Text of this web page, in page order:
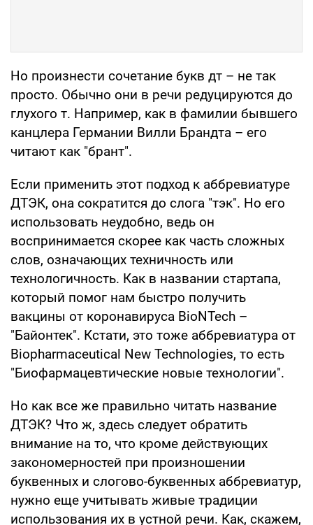
Но произнести сочетание букв дт – не так
просто. Обычно они в речи редуцируются до
глухого т. Например, как в фамилии бывшего
канцлера Германии Вилли Брандта – его
читают как "брант".
Если применить этот подход к аббревиатуре
ДТЭК, она сократится до слога "тэк". Но его
использовать неудобно, ведь он
воспринимается скорее как часть сложных
слов, означающих техничность или
технологичность. Как в названии стартапа,
который помог нам быстро получить
вакцины от коронавируса BioNTech –
"Байонтек". Кстати, это тоже аббревиатура от
Biopharmaceutical New Technologies, то есть
"Биофармацевтические новые технологии".
Но как все же правильно читать название
ДТЭК? Что ж, здесь следует обратить
внимание на то, что кроме действующих
закономерностей при произношении
буквенных и слогово-буквенных аббревиатур,
нужно еще учитывать живые традиции
использования их в устной речи. Как, скажем,